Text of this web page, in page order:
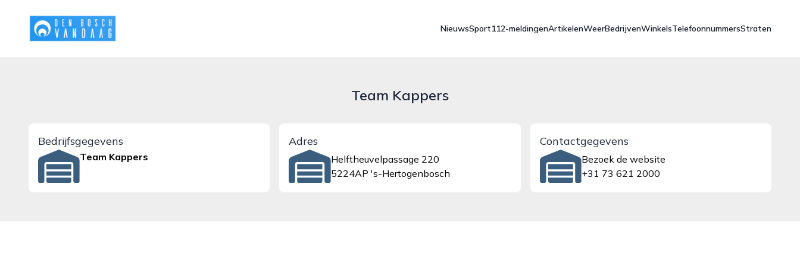
denboschvandaag.nl
NieuwsSport112-meldingenArtikelenWeerBedrijvenWinkelsTelefoonnummersStraten
Team Kappers
Bedrijfsgegevens
Team Kappers
Adres
Helftheuvelpassage 220
5224AP 's-Hertogenbosch
Contactgegevens
Bezoek de website
+31 73 621 2000